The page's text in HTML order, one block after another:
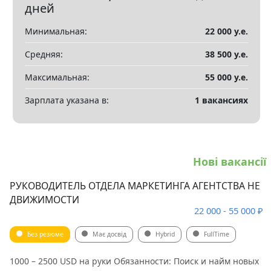
дней
Минимальная:
22 000 у.е.
Средняя:
38 500 у.е.
Максимальная:
55 000 у.е.
Зарплата указана в:
1 вакансиях
Нові вакансії
РУКОВОДИТЕЛЬ ОТДЕЛА МАРКЕТИНГА АГЕНТСТВА НЕ
ДВИЖИМОСТИ
22 000 - 55 000 ₽
Без резюме Має досвід Hybrid FullTime
1000 – 2500 USD на руки Обязанности: Поиск и найм новых